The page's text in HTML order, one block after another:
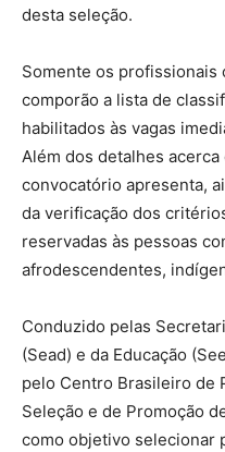
desta seleção.
Somente os profissionais
comporão a lista de
habilitados às vagas
Além dos detalhes
convocatório apresenta,
da verificação dos
reservadas às pessoas
afrodescendentes,
Conduzido pelas
(Sead) e da Educação
pelo Centro Brasileiro de
Seleção e de Promoção
como objetivo selecionar